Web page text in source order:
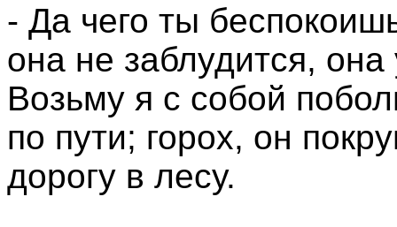
- Да чего ты
она не заблудится,
Возьму я с собой
по пути; горох, он
дорогу в лесу.